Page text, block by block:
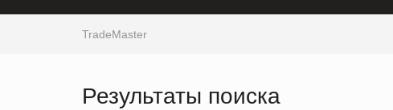
TradeMaster
Результаты поиска